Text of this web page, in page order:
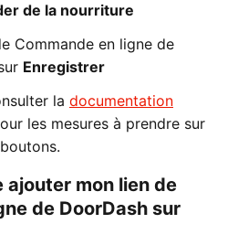
de la nourriture
Commande en ligne de
Enregistrer
la documentation
les mesures à prendre sur
ajouter mon lien de
de DoorDash sur